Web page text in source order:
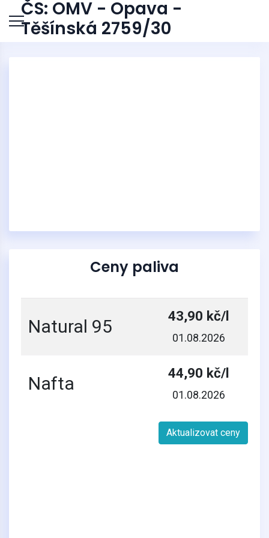
ČS: OMV - Opava -
Těšínská 2759/30
Ceny paliva
Natural 95 43,90 kč/l
01.08.2026
Nafta 44,90 kč/l
01.08.2026
Aktualizovat ceny